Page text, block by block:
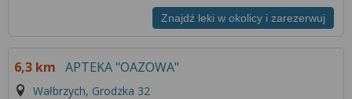
Znajdź leki w okolicy i zarezerwuj
6,3 km APTEKA "OAZOWA"
Wałbrzych, Grodzka 32